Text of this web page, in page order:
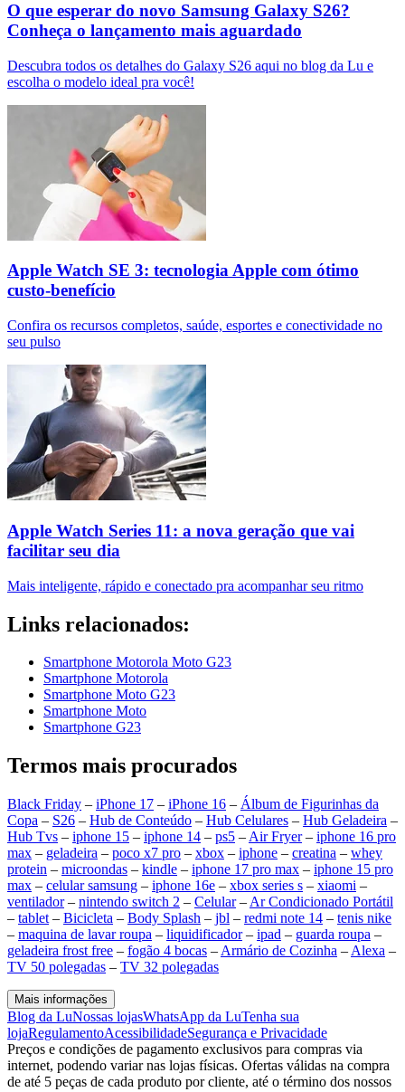
O que esperar do novo Samsung Galaxy S26?
Conheça o lançamento mais aguardado
Descubra todos os detalhes do Galaxy S26 aqui no blog da Lu e
escolha o modelo ideal pra você!
Apple Watch SE 3: tecnologia Apple com ótimo
custo-benefício
Confira os recursos completos, saúde, esportes e conectividade no
seu pulso
Apple Watch Series 11: a nova geração que vai
facilitar seu dia
Mais inteligente, rápido e conectado pra acompanhar seu ritmo
Links relacionados:
Smartphone Motorola Moto G23
Smartphone Motorola
Smartphone Moto G23
Smartphone Moto
Smartphone G23
Termos mais procurados
Black Friday – iPhone 17 – iPhone 16 – Álbum de Figurinhas da
Copa – S26 – Hub de Conteúdo – Hub Celulares – Hub Geladeira –
Hub Tvs – iphone 15 – iphone 14 – ps5 – Air Fryer– iphone 16 pro
max – geladeira – poco x7 pro – xbox – iphone – creatina – whey
protein – microondas – kindle – iphone 17 pro max – iphone 15 pro
max – celular samsung – iphone 16e – xbox series s – xiaomi –
ventilador– nintendo switch 2 – Celular– Ar Condicionado Portátil
– tablet – Bicicleta – Body Splash – jbl – redmi note 14 – tenis nike
– maquina de lavar roupa – liquidificador– ipad – guarda roupa –
geladeira frost free – fogão 4 bocas – Armário de Cozinha – Alexa –
TV 50 polegadas – TV 32 polegadas
Mais informações
Blog da LuNossas lojasWhatsApp da LuTenha sua
lojaRegulamentoAcessibilidadeSegurança e Privacidade
Preços e condições de pagamento exclusivos para compras via
internet, podendo variar nas lojas físicas. Ofertas válidas na compra
de até 5 peças de cada produto por cliente, até o término dos nossos